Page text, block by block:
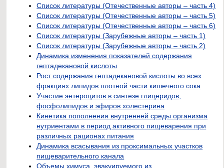
Список литературы (Отечественные авторы – часть 4)
Список литературы (Отечественные авторы – часть 5)
Список литературы (Отечественные авторы – часть 6)
Список литературы (Зарубежные авторы – часть 1)
Список литературы (Зарубежные авторы – часть 2)
Динамика изменения показателей содержания
гептадекановой кислоты
Рост содержания гептадекановой кислоты во всех
фракциях липидов плотной части кишечного сока
Участие энтероцитов в синтезе глицеридов,
фосфолипидов и эфиров холестерина
Кинетика пополнения внутренней среды организма
нутриентами в период активного пищеварения при
различных рационах питания
Динамика всасывания из проксимальных участков
пищеварительного канала
Объемы химуса, эвакуируемого из